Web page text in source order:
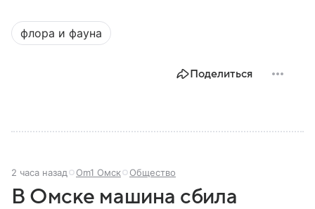
флора и фауна
Поделиться
2 часа назад Om1 Омск Общество
В Омске машина сбила